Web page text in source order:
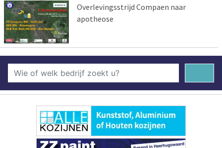
Overlevingsstrijd Compaen naar
apotheose